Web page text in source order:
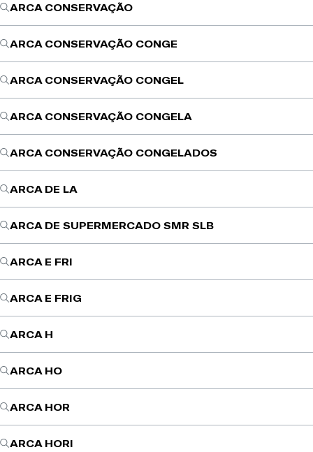
ARCA CONSERVAÇÃO
ARCA CONSERVAÇÃO CONGE
ARCA CONSERVAÇÃO CONGEL
ARCA CONSERVAÇÃO CONGELA
ARCA CONSERVAÇÃO CONGELADOS
ARCA DE LA
ARCA DE SUPERMERCADO SMR SLB
ARCA E FRI
ARCA E FRIG
ARCA H
ARCA HO
ARCA HOR
ARCA HORI